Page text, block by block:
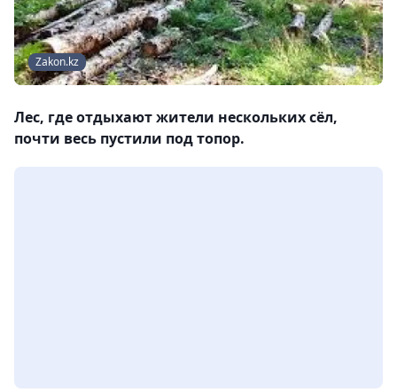
Zakon.kz
Лес, где отдыхают жители нескольких сёл,
почти весь пустили под топор.